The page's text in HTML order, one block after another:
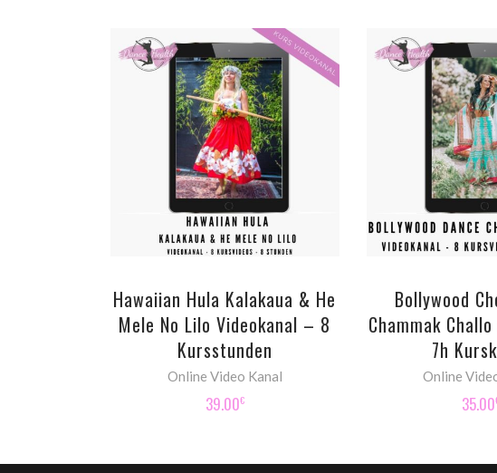
ADD TO CART
Hawaiian Hula Kalakaua & He
Mele No Lilo Videokanal – 8
Kursstunden
Online Video Kanal
39.00€
ADD TO
Bollywood
Chammak
7h
Online
35.00